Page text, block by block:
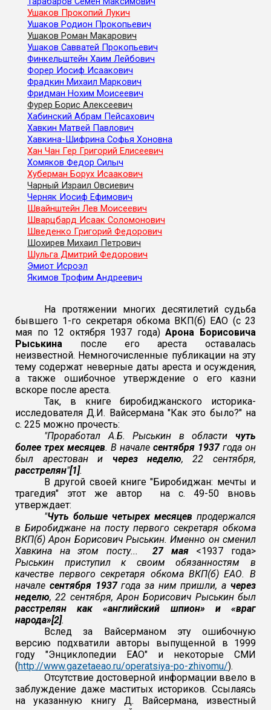
Ушаков Прокопий Лукич
Ушаков Родион Прокопьевич
Ушаков Роман Макарович
Ушаков Савватей Прокопьевич
Финкельштейн Хаим Лейбович
Форер Иосиф Исаакович
Фрадкин Михаил Маркович
Фридман Нохим Моисеевич
Фурер Борис Алексеевич
Хабинский Абрам Пейсахович
Хавкин Матвей Павлович
Хавкина-Шифрина Софья Хоновна
Хан Чан Гер Григорий Елисеевич
Хомяков Федор Силыч
Хуберман Борух Исаакович
Чарный Израил Овсиевич
Черняк Иосиф Ефимович
Швайнштейн Лев Моисеевич
Шварцбард Исаак Соломонович
Шведенко Григорий Федорович
Шохирев Михаил Петрович
Шульга Дмитрий Федорович
Эмиот Исроэл
Якимов Трофим Андреевич
На протяжении многих десятилетий судьба
бывшего 1-го секретаря обкома ВКП(б) ЕАО (с 23
мая по 12 октября 1937 года)Арона Борисовича
Рыськина после его ареста оставалась
неизвестной. Немногочисленные публикации на эту
тему содержат неверные даты ареста и осуждения,
а также ошибочное утверждение о его казни
вскоре после ареста.
Так, в книге биробиджанского историка-
исследователя Д.И. Вайсермана "Как это было?" на
с. 225 можно прочесть:
"Проработал А.Б. Рыськин в области чуть
более трех месяцев. В начале сентября 1937года он
был арестован и через неделю, 22 сентября,
расстрелян"[1].
В другой своей книге "Биробиджан: мечты и
трагедия" этотже автор на с. 49-50 вновь
утверждает:
"Чуть больше четырех месяцевпродержался
в Биробиджане на посту первого секретаря обкома
ВКП(б) Арон Борисович Рыськин. Именно он сменил
Хавкина на этом посту...27 мая
<1937 года>
Рыськин приступил к своим обязанностям в
качестве первого секретаря обкома ВКП(б) ЕАО. В
начале сентября 1937года за ним пришли, а через
неделю, 22 сентября, Арон Борисович Рыськин был
расстрелян как «английский шпион» и «враг
народа»[2].
Вслед за Вайсерманом эту ошибочную
версию подхватили авторы выпущенной в 1999
году "Энциклопедии ЕАО" и некоторые СМИ
(http://www.gazetaeao.ru/operatsiya-po-zhivomu/).
Отсутствие достоверной информации ввело в
заблуждение даже маститых историков. Ссылаясь
на указанную книгу Д. Вайсермана, известный